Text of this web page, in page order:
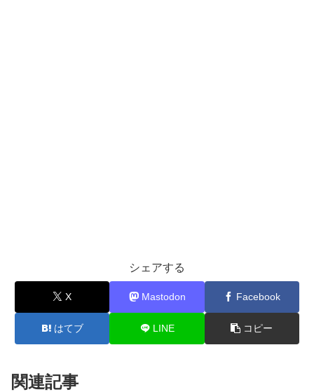
シェアする
X Mastodon Facebook
はてブ LINE コピー
関連記事